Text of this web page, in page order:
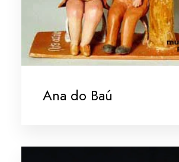
Ana do Baú